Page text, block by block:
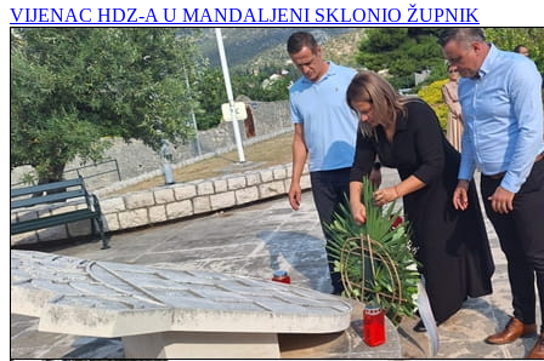
VIJENAC HDZ-A U MANDALJENI SKLONIO ŽUPNIK